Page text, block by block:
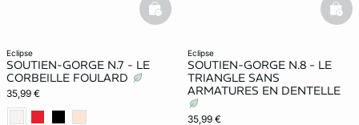
eclipse
SOUTIEN-GORGE N.7 - LE
CORBEILLE FOULARD
35,99 €
basketfull
eclipse
SOUTIEN-GORGE N.8 - LE
TRIANGLE SANS
ARMATURES EN DENTELLE
35,99 €